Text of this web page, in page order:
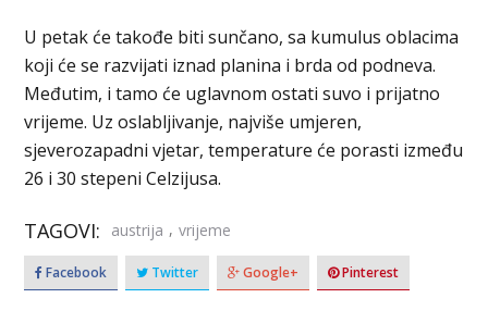
U petak će takođe biti sunčano, sa kumulus oblacima
koji će se razvijati iznad planina i brda od podneva.
Međutim, i tamo će uglavnom ostati suvo i prijatno
vrijeme. Uz oslabljivanje, najviše umjeren,
sjeverozapadni vjetar, temperature će porasti između
26 i 30 stepeni Celzijusa.
TAGOVI: austrija , vrijeme
Facebook Twitter Google+ Pinterest